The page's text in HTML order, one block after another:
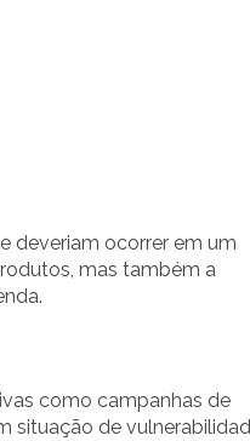
deveriam ocorrer em um
mas também a
como campanhas de
situação de